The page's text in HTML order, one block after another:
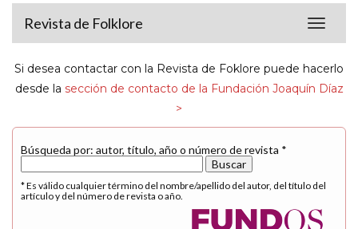
Toggle
Revista de Folklore
Si desea contactar con la Revista de Foklore puede hacerlo
desde la sección de contacto de la Fundación Joaquín Díaz
>
Búsqueda por: autor, título, año o número de revista *
* Es válido cualquier término del nombre/apellido del autor, del título del
artículo y del número de revista o año.